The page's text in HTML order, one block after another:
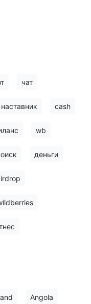
чат
наставник cash
wb
деньги
Angola